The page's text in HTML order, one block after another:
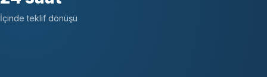
İçinde teklif dönüşü